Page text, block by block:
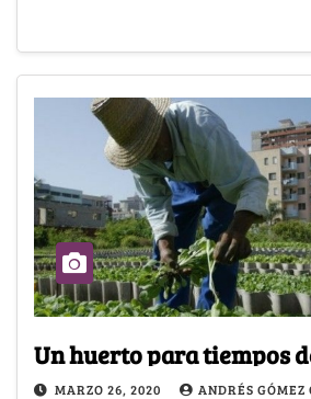
Un huerto para tiempos
MARZO 26, 2020 ANDRÉS GÓMEZ